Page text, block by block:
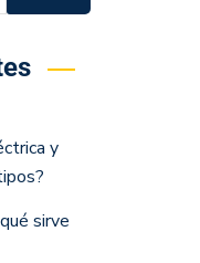
y
sirve